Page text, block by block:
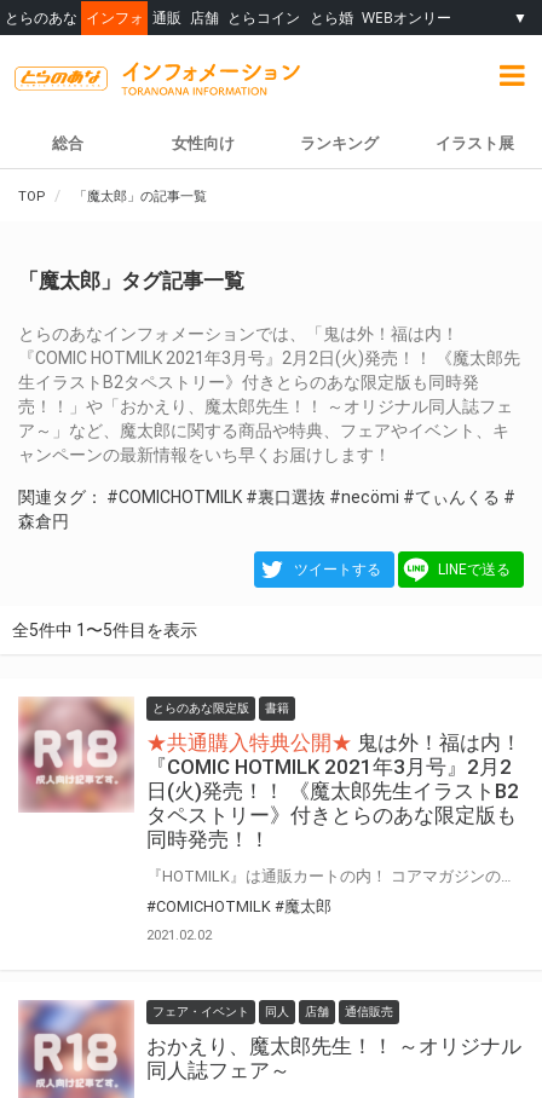
とらのあな インフォ 通販 店舗 とらコイン とら婚 WEBオンリー ▼
総合 女性向け ランキング イラスト展
TOP 「魔太郎」の記事一覧
「魔太郎」タグ記事一覧
とらのあなインフォメーションでは、「鬼は外！福は内！
『COMIC HOTMILK 2021年3月号』2月2日(火)発売！！ 《魔太郎先
生イラストB2タペストリー》付きとらのあな限定版も同時発
売！！」や「おかえり、魔太郎先生！！ ～オリジナル同人誌フェ
ア～」など、魔太郎に関する商品や特典、フェアやイベント、キ
ャンペーンの最新情報をいち早くお届けします！
関連タグ： #COMICHOTMILK #裏口選抜 #necömi #てぃんくる #
森倉円
ツイートする LINEで送る
全5件中 1〜5件目を表示
とらのあな限定版 書籍
★共通購入特典公開★ 鬼は外！福は内！
『COMIC HOTMILK 2021年3月号』2月2
日(火)発売！！ 《魔太郎先生イラストB2
タペストリー》付きとらのあな限定版も
同時発売！！
#COMICHOTMILK #魔太郎
2021.02.02
フェア・イベント 同人 店舗 通信販売
おかえり、魔太郎先生！！ ～オリジナル
同人誌フェア～